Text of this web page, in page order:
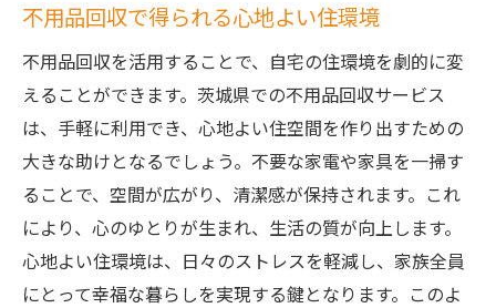
茨城県住民に支持される不用品回収の魅力
不用品回収を通じて得られる新たな空間
片付け屋ハリィのサービスで実感する快適
生活
茨城県の不用品回収体験から学ぶ、スッキリ生
活の秘訣
不用品回収から始めるスッキリ生活の第一
歩
不用品回収で得られる心地よい住環境
不用品回収を活用することで、自宅の住環境を劇的に変
えることができます。茨城県での不用品回収サービス
は、手軽に利用でき、心地よい住空間を作り出すための
大きな助けとなるでしょう。不要な家電や家具を一掃す
ることで、空間が広がり、清潔感が保持されます。これ
により、心のゆとりが生まれ、生活の質が向上します。
心地よい住環境は、日々のストレスを軽減し、家族全員
にとって幸福な暮らしを実現する鍵となります。このよ